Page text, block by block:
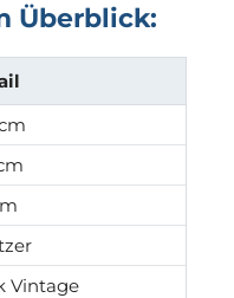
Überblick:
Vintage